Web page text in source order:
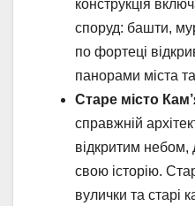
конструкція
споруд: башти,
по фортеці
панорами міста
Старе місто
справжній
відкритим
свою історію.
вулички та старі